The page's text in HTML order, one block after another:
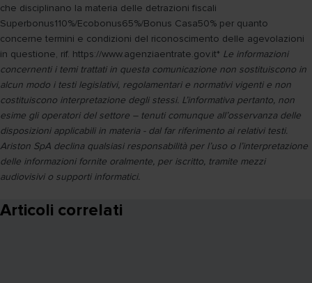
che disciplinano la materia delle detrazioni fiscali
Superbonus110%/Ecobonus65%/Bonus Casa50% per quanto
concerne termini e condizioni del riconoscimento delle agevolazioni
in questione, rif. https://www.agenziaentrate.gov.it* Le informazioni
concernenti i temi trattati in questa comunicazione non sostituiscono in
alcun modo i testi legislativi, regolamentari e normativi vigenti e non
costituiscono interpretazione degli stessi. L’informativa pertanto, non
esime gli operatori del settore – tenuti comunque all’osservanza delle
disposizioni applicabili in materia - dal far riferimento ai relativi testi.
Ariston SpA declina qualsiasi responsabilità per l’uso o l’interpretazione
delle informazioni fornite oralmente, per iscritto, tramite mezzi
audiovisivi o supporti informatici.
Articoli correlati